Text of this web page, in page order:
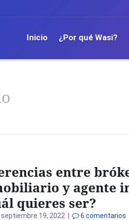
Inicio ¿Por qué Wasi?
entre
y agente
quieres ser?
septiembre 19, 2022 | 6 comentarios